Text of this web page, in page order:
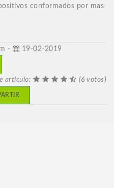
conformados por mas
- 19-02-2019
artículo: (6 votos)